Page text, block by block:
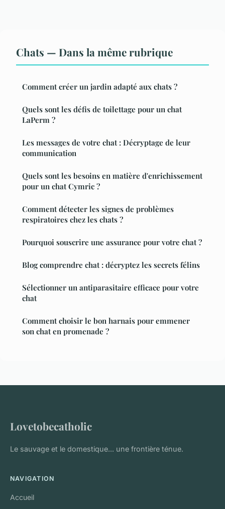
Chats — Dans la même rubrique
Comment créer un jardin adapté aux chats ?
Quels sont les défis de toilettage pour un chat
LaPerm ?
Les messages de votre chat : Décryptage de leur
communication
Quels sont les besoins en matière d'enrichissement
pour un chat Cymric ?
Comment détecter les signes de problèmes
respiratoires chez les chats ?
Pourquoi souscrire une assurance pour votre chat ?
Blog comprendre chat : décryptez les secrets félins
Sélectionner un antiparasitaire efficace pour votre
chat
Comment choisir le bon harnais pour emmener
son chat en promenade ?
Lovetobecatholic
Le sauvage et le domestique... une frontière ténue.
NAVIGATION
Accueil